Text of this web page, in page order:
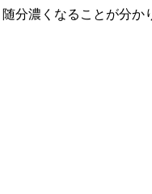
分濃くなることが分